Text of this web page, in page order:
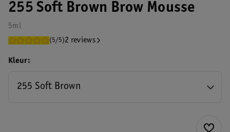
255 Soft Brown Brow Mousse
5ml
(5/5)2 reviews
Kleur
255 Soft Brown